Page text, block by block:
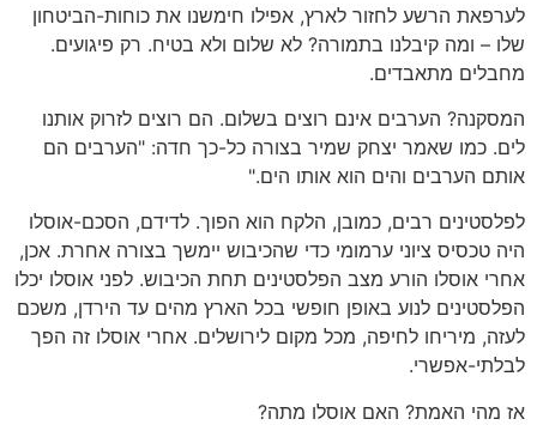
לערפאת הרשע לחזור לארץ, אפילו חימשנו את כוחות-הביטחון
שלו – ומה קיבלנו בתמורה? לא שלום ולא בטיח. רק פיגועים.
מחבלים מתאבדים.
המסקנה? הערבים אינם רוצים בשלום. הם רוצים לזרוק אותנו
לים. כמו שאמר יצחק שמיר בצורה כל-כך חדה: "הערבים הם
אותם הערבים והים הוא אותו הים."
לפלסטינים רבים, כמובן, הלקח הוא הפוך. לדידם, הסכם-אוסלו
היה טכסיס ציוני ערמומי כדי שהכיבוש יימשך בצורה אחרת. אכן,
אחרי אוסלו הורע מצב הפלסטינים תחת הכיבוש. לפני אוסלו יכלו
הפלסטינים לנוע באופן חופשי בכל הארץ מהים עד הירדן, משכם
לעזה, מיריחו לחיפה, מכל מקום לירושלים. אחרי אוסלו זה הפך
לבלתי-אפשרי.
אז מהי האמת? האם אוסלו מתה?